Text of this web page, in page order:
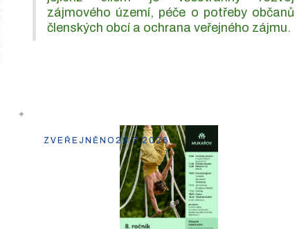
zájmového území, péče o potřeby občanů
členských obcí a ochrana veřejného zájmu.
ZVEŘEJNĚNO 29.7.2026